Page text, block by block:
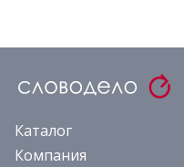
Каталог
Компания